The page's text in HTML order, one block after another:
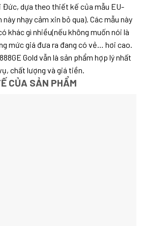
dựa theo thiết kế của mẫu EU-
nhạy cảm xin bỏ qua). Các mẫu này
khác gì nhiều(nếu không muốn nói là
mức giá đưa ra đang có vẻ… hơi cao.
Gold vẫn là sản phẩm hợp lý nhất
chất lượng và giá tiền.
CỦA SẢN PHẨM